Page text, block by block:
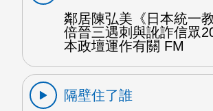
鄰居陳弘美《日本統一
倍晉三遇刺與訛詐信眾
本政壇運作有關 FM
隔壁住了誰